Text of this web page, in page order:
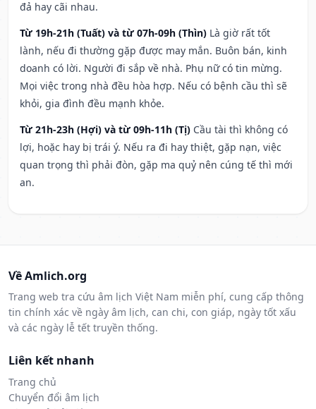
đả hay cãi nhau.
Từ 19h-21h (Tuất) và từ 07h-09h (Thìn) Là giờ rất tốt
lành, nếu đi thường gặp được may mắn. Buôn bán, kinh
doanh có lời. Người đi sắp về nhà. Phụ nữ có tin mừng.
Mọi việc trong nhà đều hòa hợp. Nếu có bệnh cầu thì sẽ
khỏi, gia đình đều mạnh khỏe.
Từ 21h-23h (Hợi) và từ 09h-11h (Tị) Cầu tài thì không có
lợi, hoặc hay bị trái ý. Nếu ra đi hay thiệt, gặp nạn, việc
quan trọng thì phải đòn, gặp ma quỷ nên cúng tế thì mới
an.
Về Amlich.org
Trang web tra cứu âm lịch Việt Nam miễn phí, cung cấp thông
tin chính xác về ngày âm lịch, can chi, con giáp, ngày tốt xấu
và các ngày lễ tết truyền thống.
Liên kết nhanh
Trang chủ
Chuyển đổi âm lịch